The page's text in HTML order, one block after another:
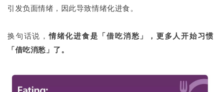
引发负面情绪，因此导致情绪化进食。
换句话说，情绪化进食是「借吃消愁」，更多人开始习惯
「借吃消愁」了。